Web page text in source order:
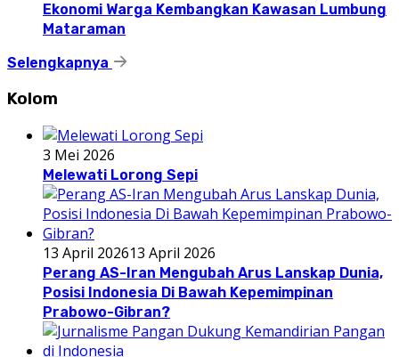
Ekonomi Warga Kembangkan Kawasan Lumbung
Mataraman
Selengkapnya
Kolom
3 Mei 2026
Melewati Lorong Sepi
13 April 202613 April 2026
Perang AS-Iran Mengubah Arus Lanskap Dunia,
Posisi Indonesia Di Bawah Kepemimpinan
Prabowo-Gibran?